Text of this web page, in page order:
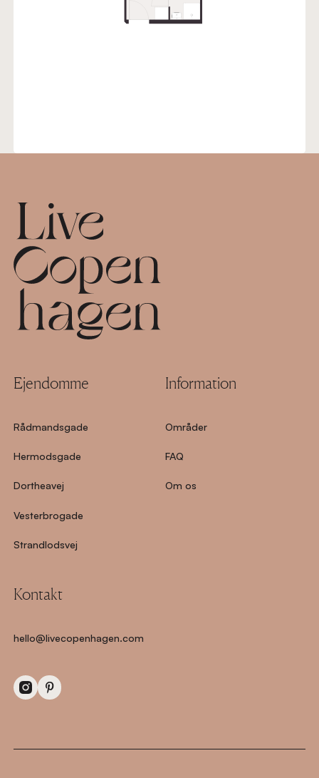
Ejendomme
Rådmandsgade
Hermodsgade
Dortheavej
Vesterbrogade
Strandlodsvej
Information
Områder
FAQ
Om os
Kontakt
hello@livecopenhagen.com